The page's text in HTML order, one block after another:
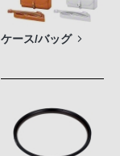
ケース/バッグ